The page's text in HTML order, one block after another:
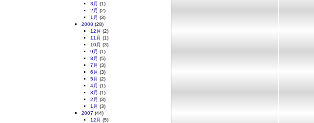
3月 (1)
2月 (2)
1月 (3)
2008 (28)
12月 (2)
11月 (1)
10月 (3)
9月 (1)
8月 (5)
7月 (3)
6月 (3)
5月 (2)
4月 (1)
3月 (1)
2月 (3)
1月 (3)
2007 (44)
12月 (5)